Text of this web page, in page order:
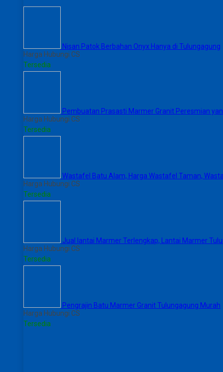
Nisan Patok Berbahan Onyx Hanya di Tulungagung
Harga Hubungi CS
Tersedia
Pembuatan Prasasti Marmer Granit Peresmian
Harga Hubungi CS
Tersedia
Wastafel Batu Alam, Harga Wastafel Taman,
Harga Hubungi CS
Tersedia
Jual lantai Marmer Terlengkap, Lantai Marmer
Harga Hubungi CS
Tersedia
Pengrajin Batu Marmer Granit Tulungagung Murah
Harga Hubungi CS
Tersedia